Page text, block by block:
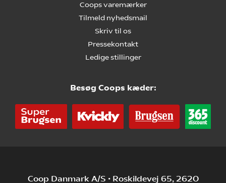
Coops varemærker
Tilmeld nyhedsmail
Skriv til os
Pressekontakt
Ledige stillinger
Besøg Coops kæder:
Coop Danmark A/S • Roskildevej 65, 2620